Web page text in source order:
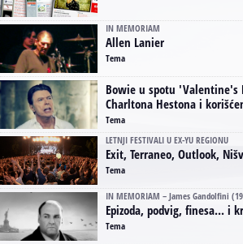
IN MEMORIAM
Allen Lanier
Tema
Bowie u spotu 'Valentine's
Charltona Hestona i
Tema
LETNJI FESTIVALI U EX-YU REGIONU
Exit, Terraneo, Outlook,
Tema
IN MEMORIAM – James Gandolfini
Epizoda, podvig, finesa... i
Tema